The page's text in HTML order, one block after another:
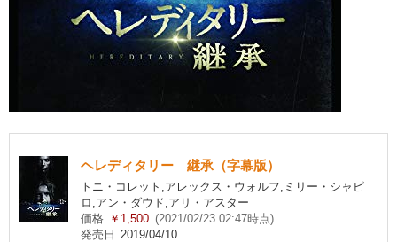
ヘレディタリー 継承（字幕版）
トニ・コレット,アレックス・ウォルフ,ミリー・シャピ
ロ,アン・ダウド,アリ・アスター
価格
￥1,500 (2021/02/23 02:47時点)
発売日
2019/04/10